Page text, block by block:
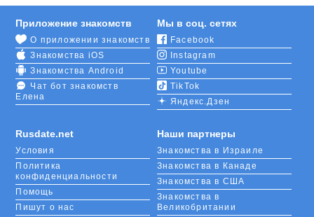
подарок. Знакомства онлайн схожи с виртуальной
игрой, главный приз в которой – реальные
отношения.
Активные посетители поощряются монетами.
Заходите в свой профиль каждый день, получайте
ежедневную награду, крутите колесо фортуны.
которые записывают видео, оставляют в своей
анкете голосовое приветствие, приглашают
друзей. Если будете проявлять активность,
сможете пользоваться привилегиями сайта без
пополнения счета.
Rusdate.net
Условия
Политика
конфиденциальности
Помощь
Пишут о нас
Приложение знакомств
О приложении знакомств
Знакомства iOS
Знакомства Android
Чат бот знакомств
Елена
Мы в соц. сетях
Facebook
Instagram
Youtube
TikTok
Яндекс.Дзен
Наши партнеры
Знакомства в Израиле
Знакомства в Канаде
Знакомства в США
Знакомства в
Великобритании